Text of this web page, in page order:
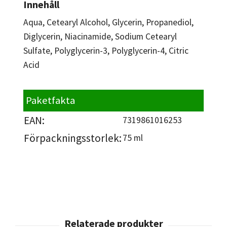
Innehåll
Aqua, Cetearyl Alcohol, Glycerin, Propanediol,
Diglycerin, Niacinamide, Sodium Cetearyl
Sulfate, Polyglycerin-3, Polyglycerin-4, Citric
Acid
Paketfakta
EAN: 7319861016253
Förpackningsstorlek:75 ml